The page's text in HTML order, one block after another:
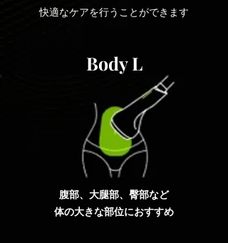
快適なケアを行うことができます
Body L
腹部、大腿部、臀部など
体の大きな部位におすすめ